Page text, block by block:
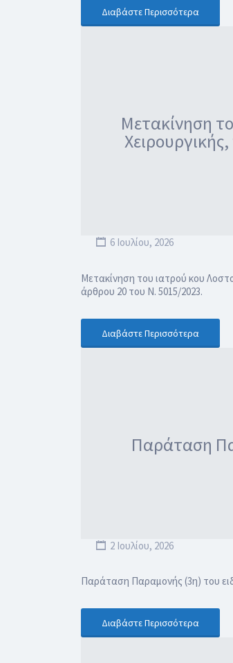
Διαβάστε Περισσότερα
Μετακίνηση
6 Ιουλίου, 2026
Μετακίνηση του ιατρού κου
άρθρου 20 του Ν. 5015/2023.
Διαβάστε Περισσότερα
Παράταση
2 Ιουλίου, 2026
Παράταση Παραμονής (3η) του
Διαβάστε Περισσότερα